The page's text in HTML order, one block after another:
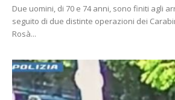
Due uomini, di 70 e 74 anni, sono finiti agli
seguito di due distinte operazioni dei
Rosà...